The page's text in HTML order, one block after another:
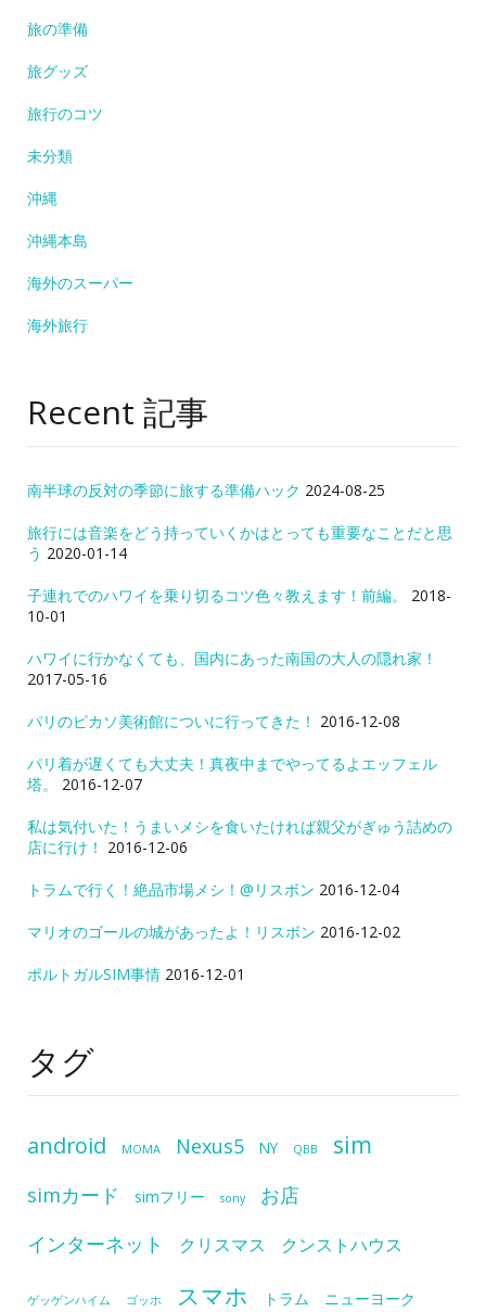
旅の準備
旅グッズ
旅行のコツ
未分類
沖縄
沖縄本島
海外のスーパー
海外旅行
Recent 記事
南半球の反対の季節に旅する準備ハック 2024-08-25
旅行には音楽をどう持っていくかはとっても重要なことだと思
う 2020-01-14
子連れでのハワイを乗り切るコツ色々教えます！前編。
2018-
10-01
ハワイに行かなくても、国内にあった南国の大人の隠れ家！
2017-05-16
パリのピカソ美術館についに行ってきた！ 2016-12-08
パリ着が遅くても大丈夫！真夜中までやってるよエッフェル
塔。
2016-12-07
私は気付いた！うまいメシを食いたければ親父がぎゅう詰めの
店に行け！ 2016-12-06
トラムで行く！絶品市場メシ！@リスボン 2016-12-04
マリオのゴールの城があったよ！リスボン 2016-12-02
ポルトガルSIM事情 2016-12-01
タグ
android MOMA Nexus5 NY QBB sim
simカード simフリー sony
お店
インターネット
クリスマス クンストハウス
ゲッゲンハイム ゴッホ スマホ トラム ニューヨーク